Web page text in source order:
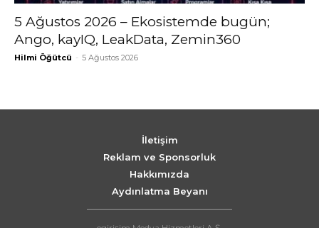
5 Ağustos 2026 – Ekosistemde bugün;
Ango, kayIQ, LeakData, Zemin360
Hilmi Öğütcü - 5 Ağustos 2026
İletişim
Reklam ve Sponsorluk
Hakkımızda
Aydınlatma Beyanı